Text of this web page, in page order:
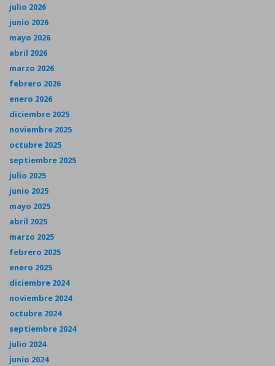
julio 2026
junio 2026
mayo 2026
abril 2026
marzo 2026
febrero 2026
enero 2026
diciembre 2025
noviembre 2025
octubre 2025
septiembre 2025
julio 2025
junio 2025
mayo 2025
abril 2025
marzo 2025
febrero 2025
enero 2025
diciembre 2024
noviembre 2024
octubre 2024
septiembre 2024
julio 2024
junio 2024